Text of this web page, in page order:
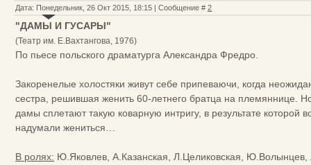
Дата: Понедельник, 26 Окт 2015, 18:15 | Сообщение # 2
"ДАМЫ И ГУСАРЫ"
(Театр им. Е.Вахтангова, 1976)
По пьесе польского драматурга Александра Фредро.
Закоренелые холостяки живут себе припеваючи, когда
сестра, решившая женить 60-летнего братца на племяннице.
дамы сплетают такую коварную интригу, в результате которой
надумали жениться…
В ролях: Ю.Яковлев, А.Казанская, Л.Целиковская,